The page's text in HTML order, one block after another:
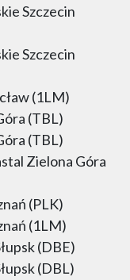
Szczecin
Szczecin
(1LM)
(TBL)
(TBL)
Zielona Góra
(PLK)
(1LM)
(DBE)
(DBL)